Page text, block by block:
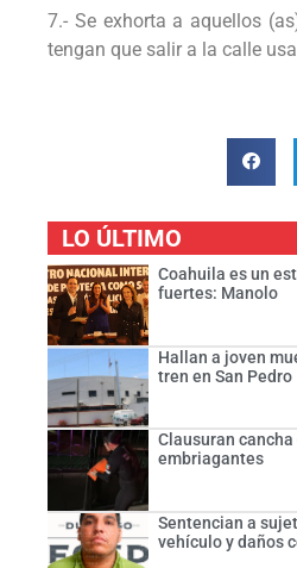
7.- Se exhorta a aquellos
tengan que salir a la calle
LO ÚLTIMO
Coahuila es un
fuertes: Manolo
Hallan a joven
tren en San Pedro
Clausuran
embriagantes
Sentencian a
vehículo y daños